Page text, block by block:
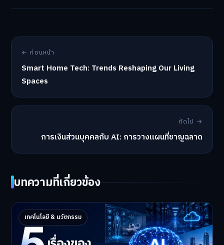
← ก่อนหน้า
Smart Home Tech: Trends Reshaping Our Living
Spaces
ถัดไป →
การเงินส่วนบุคคลกับ AI: การวางแผนที่ชาญฉลาด
บทความที่เกี่ยวข้อง
เทคโนโลยี & นวัตกรรม
5 เรื่องของ AI Technology ที่กำลังเปลี่ยนโลก
ในปี 2026
5 AI Technology ที่กำล…